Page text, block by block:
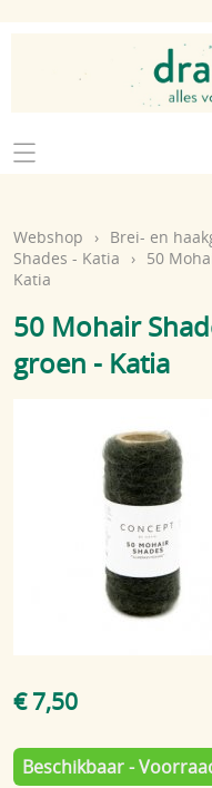
Home
Brei- en haakgaren
Workshops
Mijn account
Openingsuren
Brei- en haakatelier
Atelier op zondag
Webshop › Brei- en
Shades - Katia
› 50
Katia
50 Mohair
groen - Katia
€ 7,50
Beschikbaar -